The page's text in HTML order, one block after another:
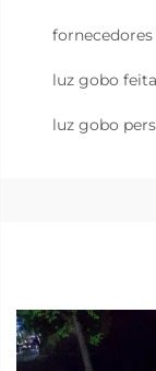
luz gobo
luz gobo